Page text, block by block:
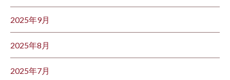
2025年9月
2025年8月
2025年7月